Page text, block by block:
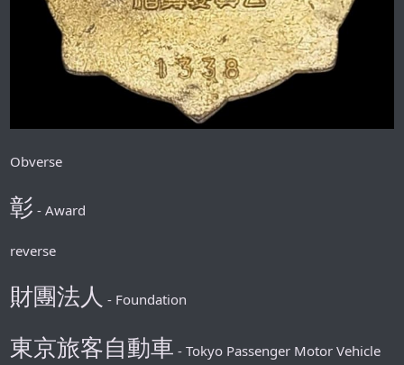
Obverse
彰 - Award
reverse
財團法人 - Foundation
東京旅客自動車 - Tokyo Passenger Motor Vehicle